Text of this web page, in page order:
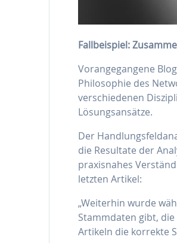
Fallbeispiel:
Vorangegangene
Philosophie des
verschiedenen
Lösungsansätze.
Der
die Resultate der
praxisnahes
letzten Artikel:
„Weiterhin wurde
Stammdaten gibt,
Artikeln die korrekte